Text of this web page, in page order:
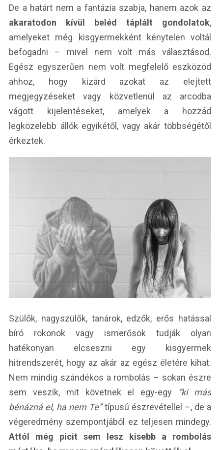
De a határt nem a fantázia szabja, hanem azok az
akaratodon kívül beléd táplált gondolatok,
amelyeket még kisgyermekként kénytelen voltál
befogadni – mivel nem volt más választásod.
Egész egyszerűen nem volt megfelelő eszközöd
ahhoz, hogy kizárd azokat az elejtett
megjegyzéseket vagy közvetlenül az arcodba
vágott kijelentéseket, amelyek a hozzád
legközelebb állók egyikétől, vagy akár többségétől
érkeztek.
Szülők, nagyszülők, tanárok, edzők, erős hatással
bíró rokonok vagy ismerősök tudják olyan
hatékonyan elcseszni egy kisgyermek
hitrendszerét, hogy az akár az egész életére kihat.
Nem mindig szándékos a rombolás – sokan észre
sem veszik, mit követnek el egy-egy
“ki más
bénázná el, ha nem Te”típusú észrevétellel –, de a
végeredmény szempontjából ez teljesen mindegy.
Attól még picit sem lesz kisebb a rombolás